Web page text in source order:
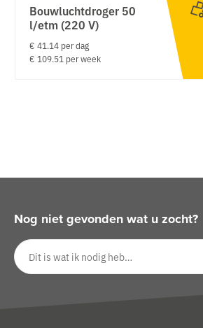
Bouwluchtdroger 50
l/etm (220 V)
€ 41.14 per dag
€ 109.51 per week
Nog niet gevonden wat u zocht?
Zoeken op website